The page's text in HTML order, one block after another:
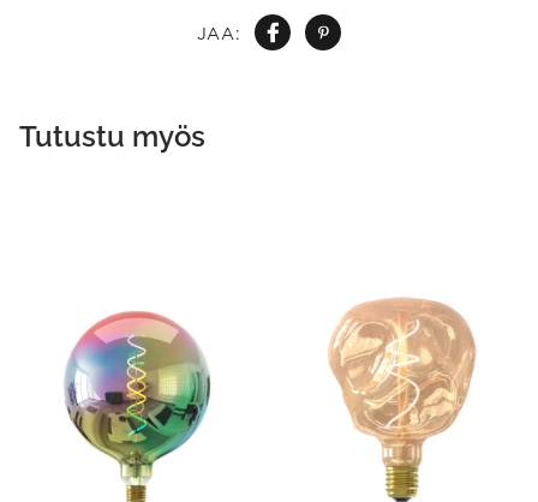
JAA:
Tutustu myös